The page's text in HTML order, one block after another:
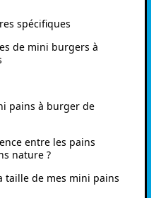
spécifiques
de mini burgers à
pains à burger de
entre les pains
nature ?
taille de mes mini pains